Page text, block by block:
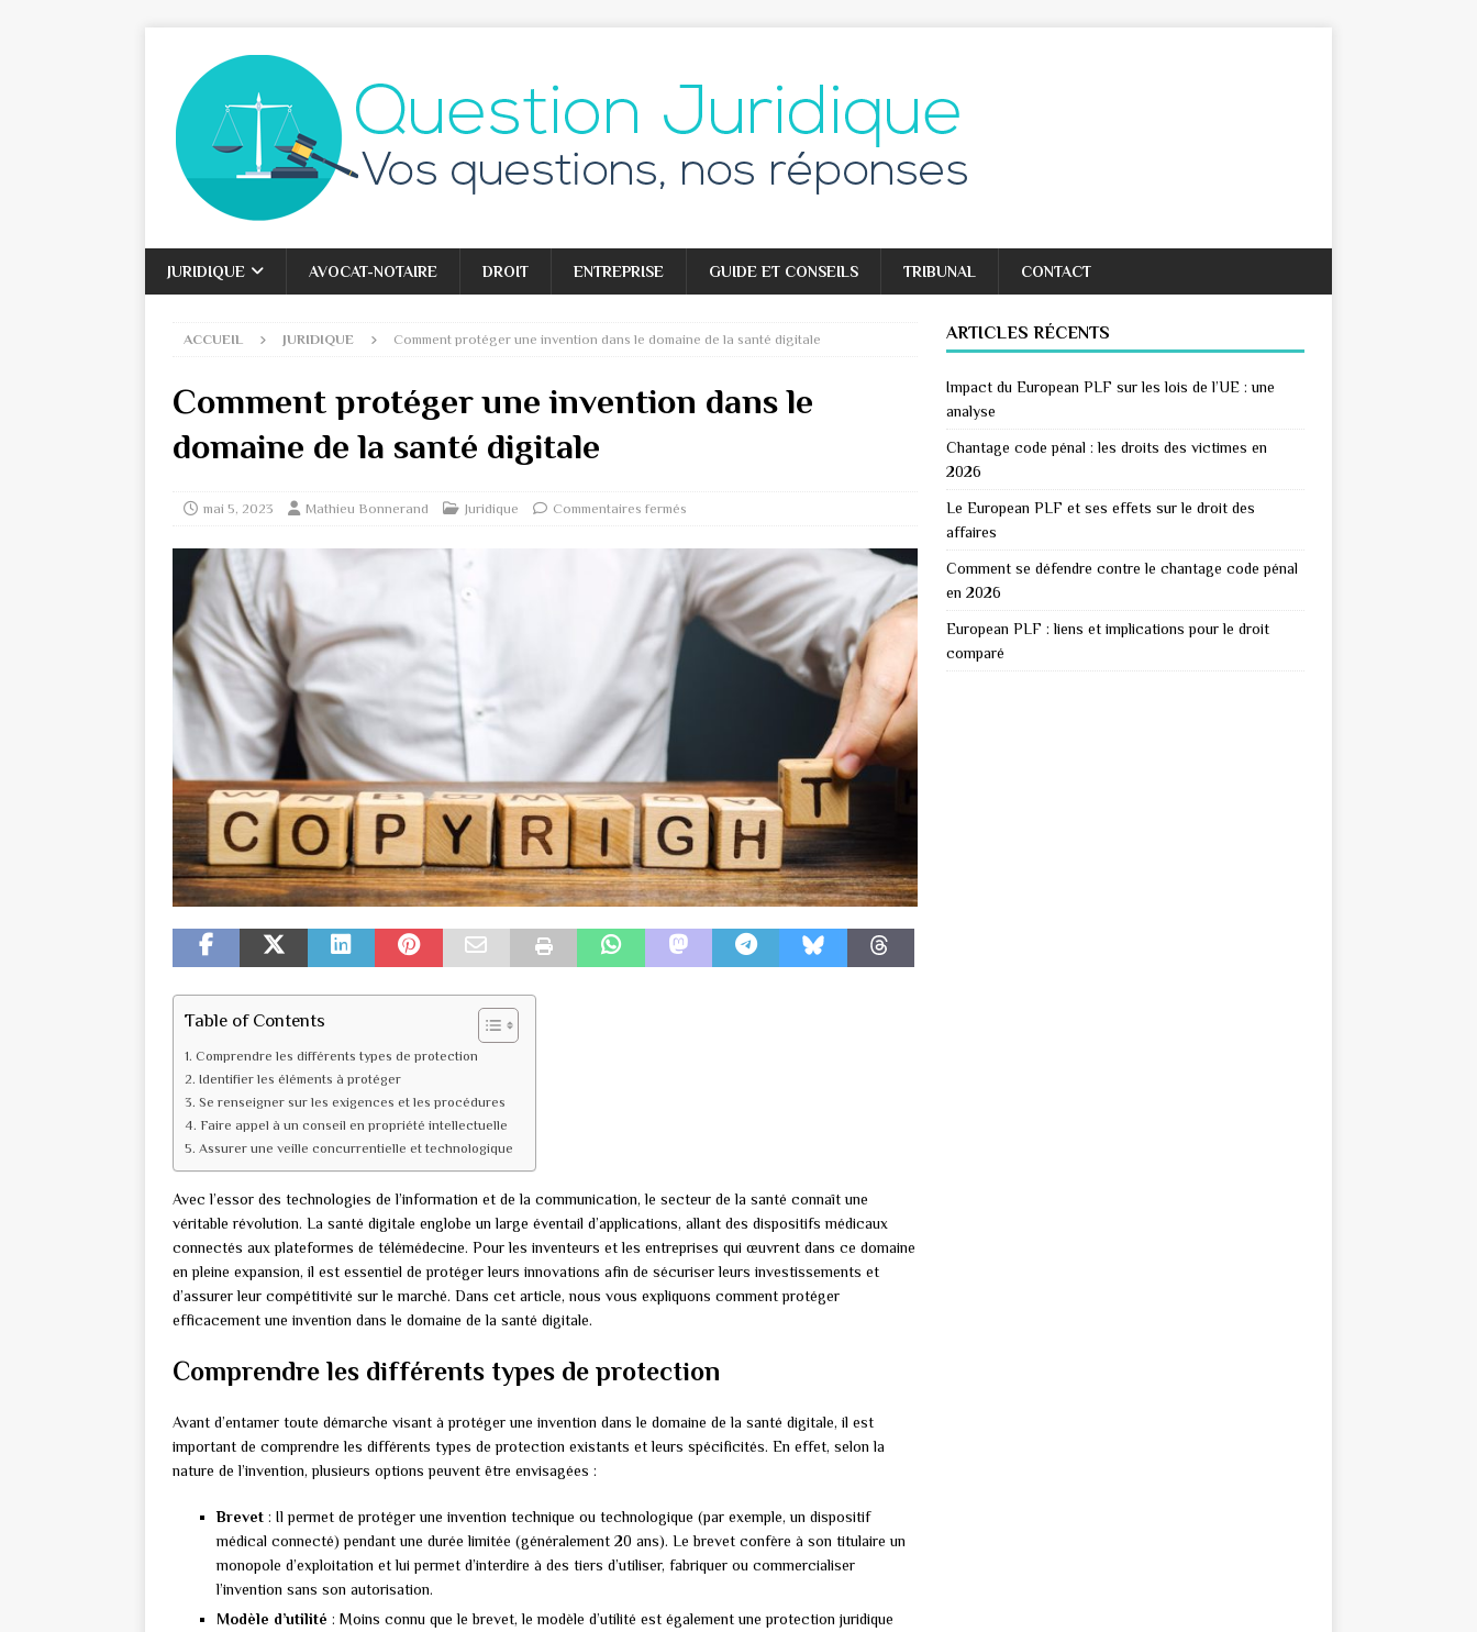
JURIDIQUE AVOCAT-NOTAIRE DROIT ENTREPRISE GUIDE ET CONSEILS TRIBUNAL CONTACT
ACCUEIL JURIDIQUE Comment protéger une invention dans le domaine de la santé digitale
Comment protéger une invention dans le
domaine de la santé digitale
mai 5, 2023 Mathieu Bonnerand Juridique Commentaires fermés
Table of Contents
Comprendre les différents types de protection
Identifier les éléments à protéger
Se renseigner sur les exigences et les procédures
Faire appel à un conseil en propriété intellectuelle
Assurer une veille concurrentielle et technologique
Avec l’essor des technologies de l’information et de la communication, le secteur de la santé connaît une
véritable révolution. La santé digitale englobe un large éventail d’applications, allant des dispositifs médicaux
connectés aux plateformes de télémédecine. Pour les inventeurs et les entreprises qui œuvrent dans ce domaine
en pleine expansion, il est essentiel de protéger leurs innovations afin de sécuriser leurs investissements et
d’assurer leur compétitivité sur le marché. Dans cet article, nous vous expliquons comment protéger
efficacement une invention dans le domaine de la santé digitale.
Comprendre les différents types de protection
Avant d’entamer toute démarche visant à protéger une invention dans le domaine de la santé digitale, il est
important de comprendre les différents types de protection existants et leurs spécificités. En effet, selon la
nature de l’invention, plusieurs options peuvent être envisagées :
Brevet : Il permet de protéger une invention technique ou technologique (par exemple, un dispositif
médical connecté) pendant une durée limitée (généralement 20 ans). Le brevet confère à son titulaire un
monopole d’exploitation et lui permet d’interdire à des tiers d’utiliser, fabriquer ou commercialiser
l’invention sans son autorisation.
Modèle d’utilité : Moins connu que le brevet, le modèle d’utilité est également une protection juridique
ARTICLES RÉCENTS
Impact du European PLF sur les lois de l’UE : une
analyse
Chantage code pénal : les droits des victimes en
2026
Le European PLF et ses effets sur le droit des
affaires
Comment se défendre contre le chantage code pénal
en 2026
European PLF : liens et implications pour le droit
comparé